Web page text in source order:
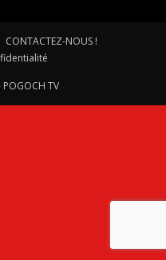
CONTACTEZ-NOUS !
TV